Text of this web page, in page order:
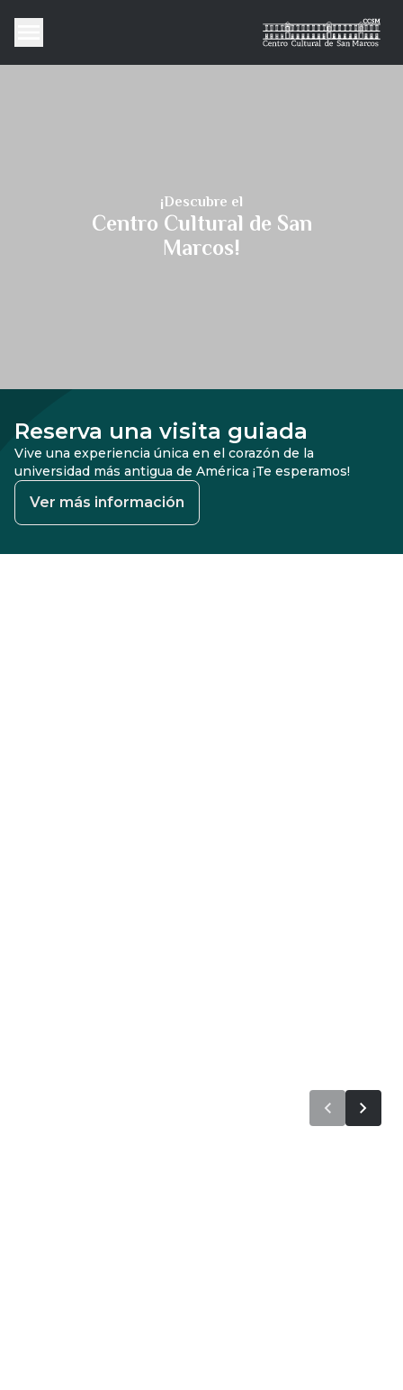
¡Descubre el
Centro Cultural de San
Marcos!
Reserva una visita guiada
Vive una experiencia única en el corazón de la
universidad más antigua de América ¡Te esperamos!
Ver más información